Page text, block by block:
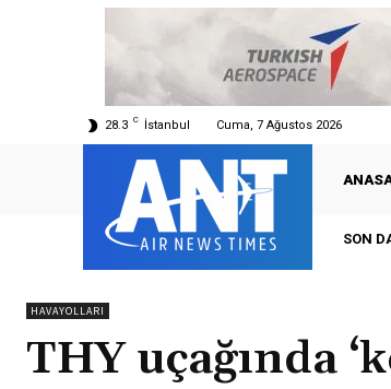
28.3 C İstanbul Cuma, 7 Ağustos 2026
SON
HAVAYOLLARI
THY uçağında